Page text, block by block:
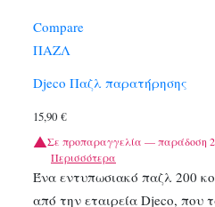
Compare
ΠΑΖΛ
Djeco Παζλ παρατήρησης
15,90 €
Σε προπαραγγελία — παράδοση
Περισσότερα
Ένα εντυπωσιακό παζλ 200
από την εταιρεία Djeco, που